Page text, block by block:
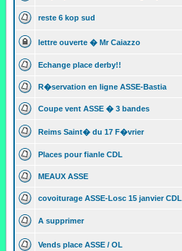
reste 6 kop sud
lettre ouverte � Mr Caiazzo
Echange place derby!!
R�servation en ligne ASSE-Bastia
Coupe vent ASSE � 3 bandes
Reims Saint� du 17 F�vrier
Places pour fianle CDL
MEAUX ASSE
covoiturage ASSE-Losc 15 janvier CDL
A supprimer
Vends place ASSE / OL